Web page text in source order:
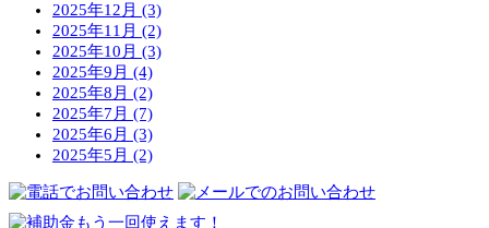
2025年12月 (3)
2025年11月 (2)
2025年10月 (3)
2025年9月 (4)
2025年8月 (2)
2025年7月 (7)
2025年6月 (3)
2025年5月 (2)